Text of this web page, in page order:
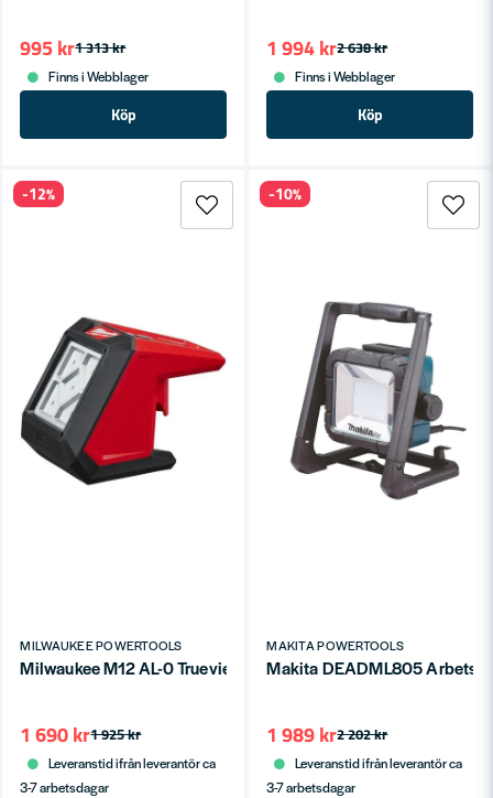
1 313 kr
995 kr
Finns i Webblager
Köp
2 638 kr
1 994 kr
Finns i Webblager
Köp
MILWAUKEE POWERTOOLS
Milwaukee M12 AL-0 Trueview 12V (Naken)
1 925 kr
1 690 kr
Leveranstid ifrån leverantör ca
3-7 arbetsdagar
-12%
MAKITA POWERTOOLS
Makita DEADML805
2 202 kr
1 989 kr
Leveranstid ifrån leverantör ca
3-7 arbetsdagar
-10%